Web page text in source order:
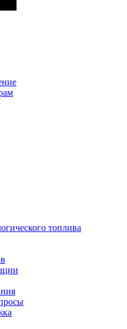
топлива